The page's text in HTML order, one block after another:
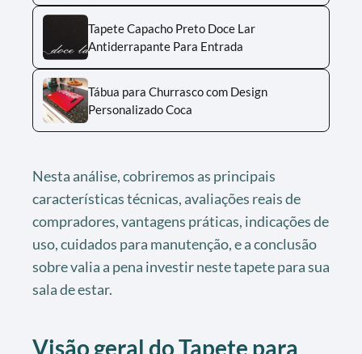
Tapete Capacho Preto Doce Lar
Antiderrapante Para Entrada
Tábua para Churrasco com Design
Personalizado Coca
Nesta análise, cobriremos as principais
características técnicas, avaliações reais de
compradores, vantagens práticas, indicações de
uso, cuidados para manutenção, e a conclusão
sobre valia a pena investir neste tapete para sua
sala de estar.
Visão geral do Tapete para